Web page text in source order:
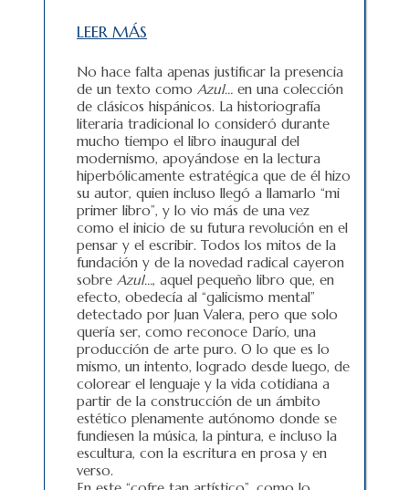
LEER MÁS
No hace falta apenas justificar la presencia
de un texto como Azul… en una colección
de clásicos hispánicos. La historiografía
literaria tradicional lo consideró durante
mucho tiempo el libro inaugural del
modernismo, apoyándose en la lectura
hiperbólicamente estratégica que de él hizo
su autor, quien incluso llegó a llamarlo “mi
primer libro”, y lo vio más de una vez
como el inicio de su futura revolución en el
pensar y el escribir. Todos los mitos de la
fundación y de la novedad radical cayeron
sobre Azul…, aquel pequeño libro que, en
efecto, obedecía al “galicismo mental”
detectado por Juan Valera, pero que solo
quería ser, como reconoce Darío, una
producción de arte puro. O lo que es lo
mismo, un intento, logrado desde luego, de
colorear el lenguaje y la vida cotidiana a
partir de la construcción de un ámbito
estético plenamente autónomo donde se
fundiesen la música, la pintura, e incluso la
escultura, con la escritura en prosa y en
verso.